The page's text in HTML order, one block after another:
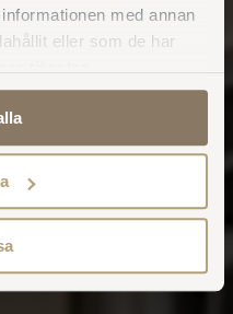
med annan
eller som de har